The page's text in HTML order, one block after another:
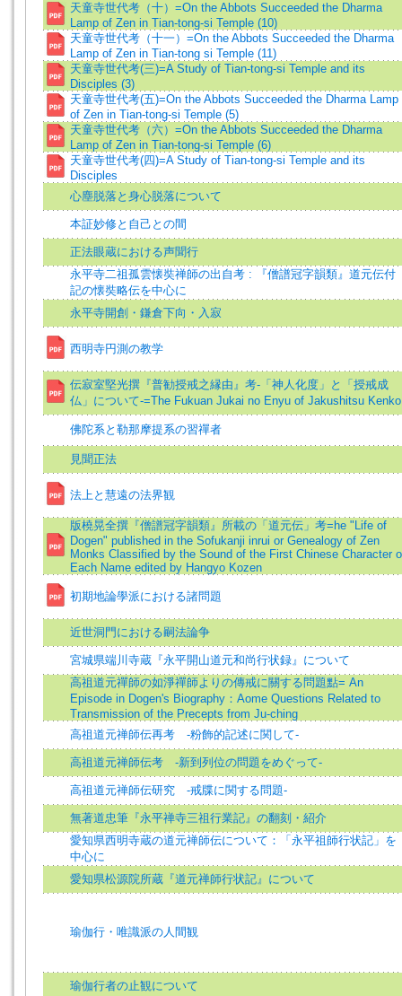
天童寺世代考（十）=On the Abbots Succeeded the Dharma
Lamp of Zen in Tian-tong-si Temple (10)
天童寺世代考（十一）=On the Abbots Succeeded the Dharma
Lamp of Zen in Tian-tong si Temple (11)
天童寺世代考(三)=A Study of Tian-tong-si Temple and its
Disciples (3)
天童寺世代考(五)=On the Abbots Succeeded the Dharma Lamp
of Zen in Tian-tong-si Temple (5)
天童寺世代考（六）=On the Abbots Succeeded the Dharma
Lamp of Zen in Tian-tong-si Temple (6)
天童寺世代考(四)=A Study of Tian-tong-si Temple and its
Disciples
心塵脱落と身心脱落について
本証妙修と自己との間
正法眼蔵における声聞行
永平寺二祖孤雲懐奘禅師の出自考 : 『僧譜冠字韻類』道元伝付
記の懐奘略伝を中心に
永平寺開創・鎌倉下向・入寂
西明寺円測の教学
伝寂室堅光撰『普勧授戒之縁由』考-「神人化度」と「授戒成
仏」について-=The Fukuan Jukai no Enyu of Jakushitsu Kenko
佛陀系と勒那摩提系の習禪者
見聞正法
法上と慧遠の法界観
版橈晃全撰『僧譜冠字韻類』所載の「道元伝」考=he "Life of
Dogen" published in the Sofukanji inrui or Genealogy of Zen
Monks Classified by the Sound of the First Chinese Character
Each Name edited by Hangyo Kozen
初期地論學派における諸問題
近世洞門における嗣法論争
宮城県端川寺蔵『永平開山道元和尚行状録』について
高祖道元禪師の如淨禪師よりの傳戒に關する問題點= An
Episode in Dogen's Biography：Aome Questions Related to
Transmission of the Precepts from Ju-ching
高祖道元禅師伝再考 ‐粉飾的記述に関して‐
高祖道元禅師伝考 ‐新到列位の問題をめぐって‐
高祖道元禅師伝研究 ‐戒牒に関する問題‐
無著道忠筆『永平禅寺三祖行業記』の翻刻・紹介
愛知県西明寺蔵の道元禅師伝について：「永平祖師行状記」を
中心に
愛知県松源院所蔵『道元禅師行状記』について
瑜伽行・唯識派の人間観
瑜伽行者の止観について